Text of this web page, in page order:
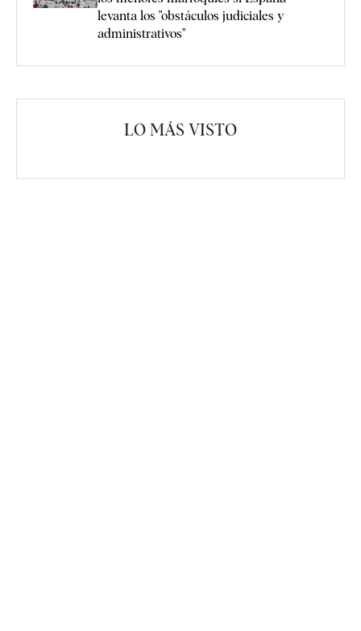
levanta los "obstáculos judiciales y
administrativos"
LO MÁS VISTO